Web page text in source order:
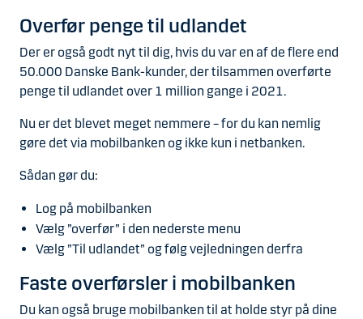
Overfør penge til udlandet
Der er også godt nyt til dig, hvis du var en af de flere end
50.000 Danske Bank-kunder, der tilsammen overførte
penge til udlandet over 1 million gange i 2021.
Nu er det blevet meget nemmere – for du kan nemlig
gøre det via mobilbanken og ikke kun i netbanken.
Sådan gør du:
Log på mobilbanken
Vælg ”overfør” i den nederste menu
Vælg ”Til udlandet” og følg vejledningen derfra
Faste overførsler i mobilbanken
Du kan også bruge mobilbanken til at holde styr på dine